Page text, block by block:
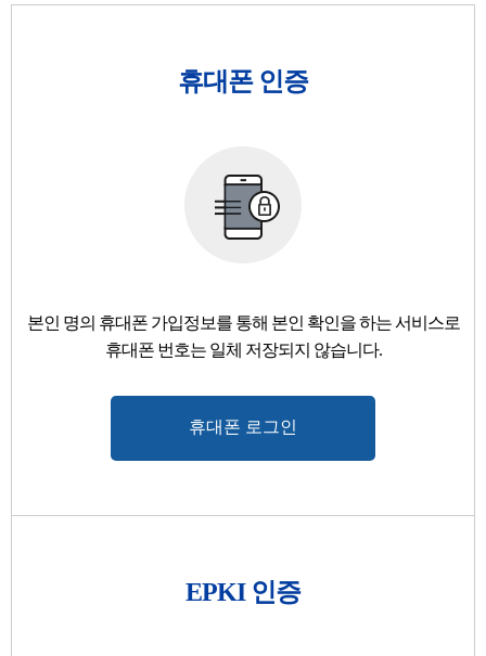
휴대폰 인증
본인 명의 휴대폰 가입정보를 통해 본인 확인을 하는 서비스로
휴대폰 번호는 일체 저장되지 않습니다.
EPKI 인증